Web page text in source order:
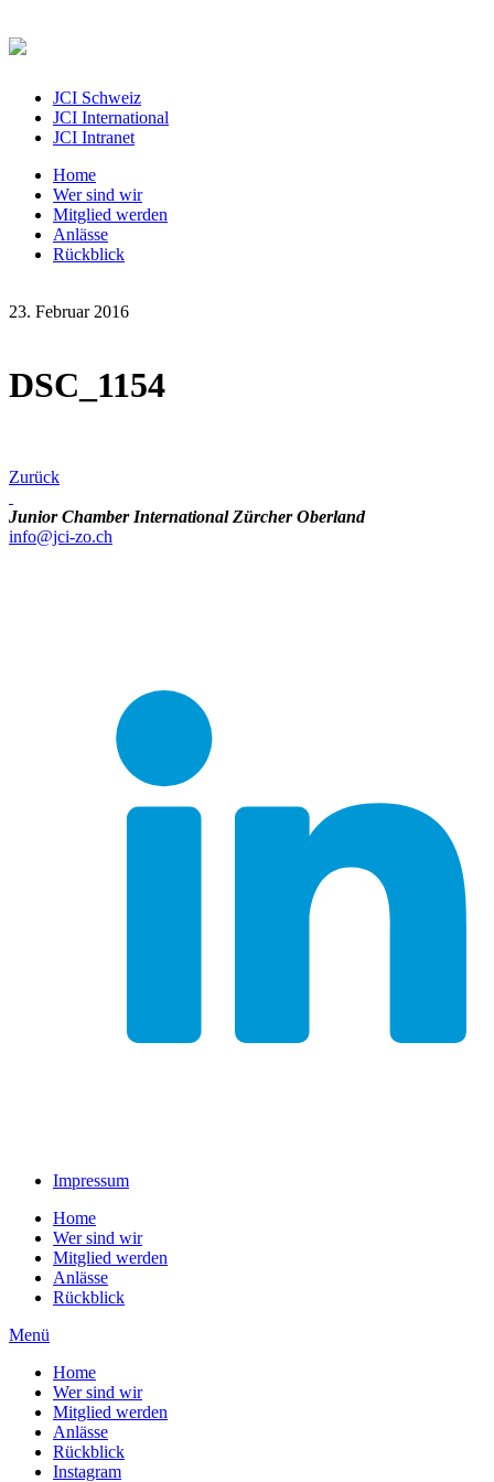
JCI Schweiz
JCI International
JCI Intranet
Home
Wer sind wir
Mitglied werden
Anlässe
Rückblick
23. Februar 2016
DSC_1154
Zurück
Junior Chamber International Zürcher Oberland
info@jci-zo.ch
Impressum
Home
Wer sind wir
Mitglied werden
Anlässe
Rückblick
Menü
Home
Wer sind wir
Mitglied werden
Anlässe
Rückblick
Instagram